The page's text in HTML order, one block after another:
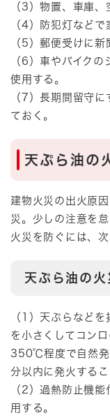
（3）物置、車庫、
（4）防犯灯などで
（5）郵便受けに新
（6）車やバイク
使用する。
（7）長期間留守
ておく。
天ぷら油の
建物火災の出火原
災。少しの注意を
火災を防ぐには、
天ぷら油の
（1）天ぷらなど
を小さくしてコン
350℃程度で自然発
分以内に発火するこ
（2）過熱防止機
用する。